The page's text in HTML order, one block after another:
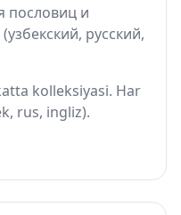
пословиц и
русский,
kolleksiyasi. Har
rus, ingliz).